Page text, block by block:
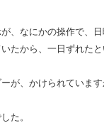
、なにかの操作で、
たから、一日ずれた
が、かけられていま
た。